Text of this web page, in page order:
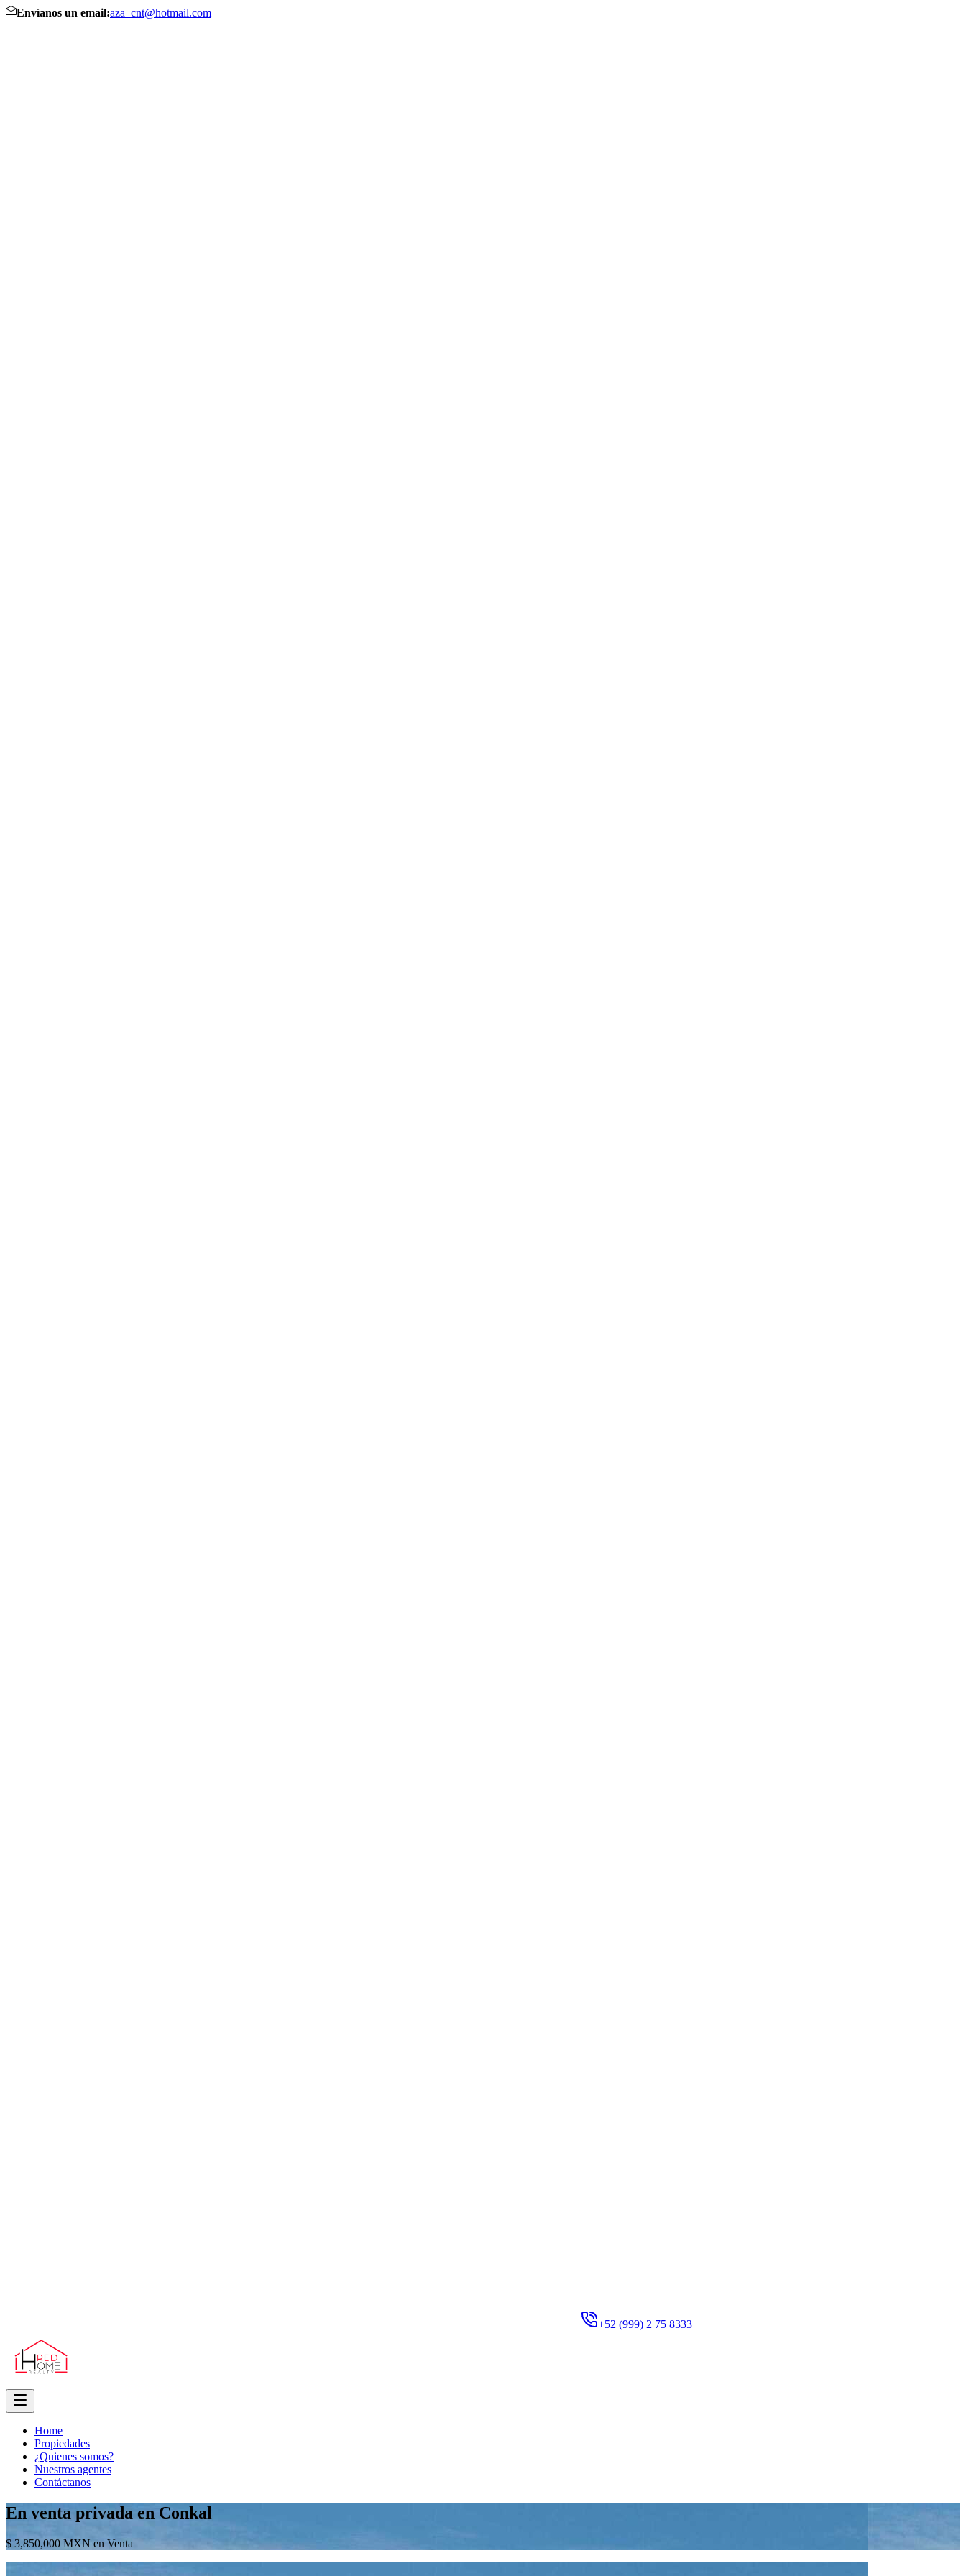
Envíanos un email:aza_cnt@hotmail.com
+52 (999) 2 75 8333
Home
Propiedades
¿Quienes somos?
Nuestros agentes
Contáctanos
En venta privada en Conkal
$ 3,850,000 MXN en Venta